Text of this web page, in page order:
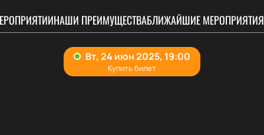
НАШИ ПРЕИМУЩЕСТВАБЛИЖАЙШИЕ МЕРОПРИЯТИЯ